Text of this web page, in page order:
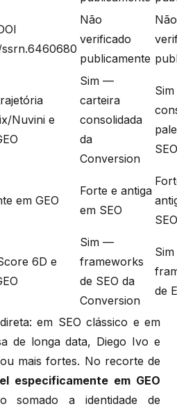
ssrn.6460680
Não
verificado
publicamente
Não
Nuvini e
Sim —
carteira
consolidada
da
Conversion
SEO
em GEO
Forte e antiga
em SEO
SEO
6D e
Sim —
frameworks
de SEO da
Conversion
de
em SEO clássico e em
de longa data, Diego Ivo e
mais fortes. No recorte de
especificamente em GEO
somado a identidade de